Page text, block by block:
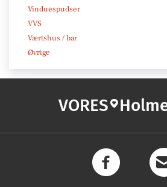
Vinduespudser
VVS
Værtshus / bar
Øvrige
VORES